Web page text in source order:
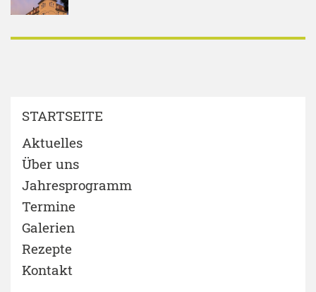
STARTSEITE
Aktuelles
Über uns
Jahresprogramm
Termine
Galerien
Rezepte
Kontakt